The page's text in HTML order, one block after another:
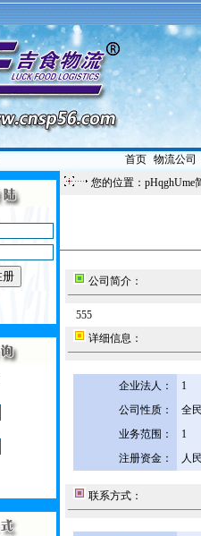
首页| 物流公司
您的位置：pHqghUme
公司简介：
555
详细信息：
企业法人：
1
公司性质：
全
业务范围：
1
注册资金：
人
联系方式：